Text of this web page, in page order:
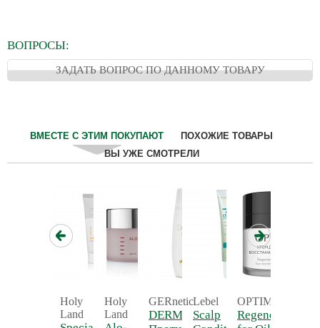
ВОПРОСЫ:
ЗАДАТЬ ВОПРОС ПО ДАННОМУ ТОВАРУ
ВМЕСТЕ С ЭТИМ ПОКУПАЮТ
ПОХОЖИЕ ТОВАРЫ
ВЫ УЖЕ СМОТРЕЛИ
Holy
Land
Holy
Land
GERnetic
DERMA, 200 мл -
Lebel
Scalp
OPTIME
Regeneration